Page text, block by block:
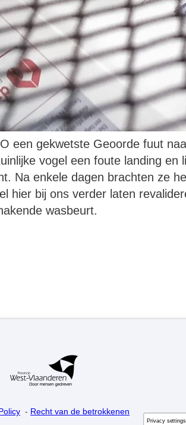
een gekwetste Geoorde fuut
vogel een foute landing en
Na enkele dagen brachten ze
hier bij ons verder laten
wasbeurt.
- Recht van de betrokkenen
Privacy settings